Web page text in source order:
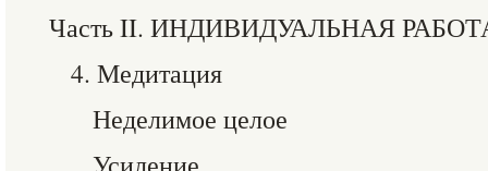
Часть II. ИНДИВИДУАЛЬНАЯ
4. Медитация
Неделимое целое